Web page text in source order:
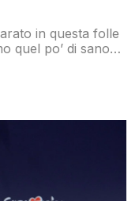
in questa folle
quel po’ di sano
riuscirci), è che
quelli che